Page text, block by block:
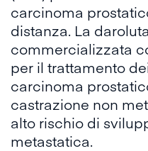
carcinoma
distanza. La
commercializzata
per il trattamento
carcinoma
castrazione non
alto rischio di
metastatica.